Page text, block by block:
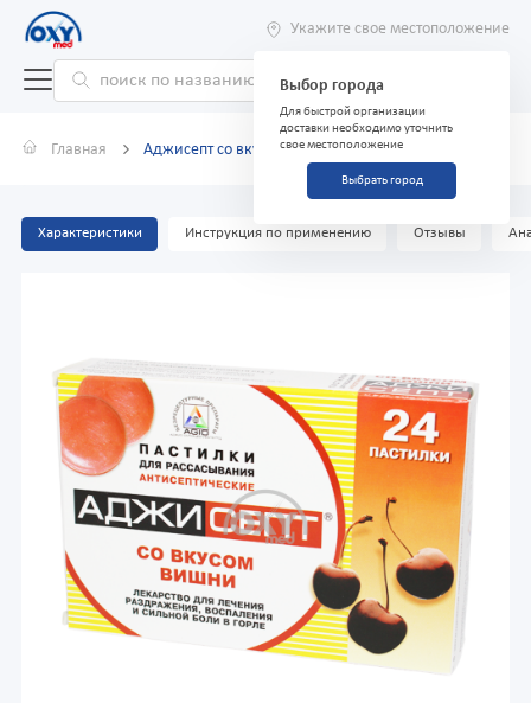
Укажите свое местоположение
Выбор города
Для быстрой организации
доставки необходимо уточнить
свое местоположение
Выбрать город
Главная Аджисепт со вкусом вишни №24
Характеристики Инструкция по применению Отзывы